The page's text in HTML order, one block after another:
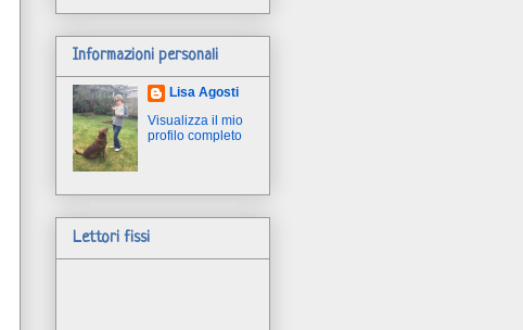
Informazioni personali
Lisa Agosti
Visualizza il mio
profilo completo
Lettori fissi